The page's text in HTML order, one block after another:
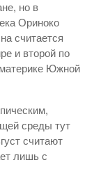
но в
Ориноко
считается
и второй по
Южной
среды тут
считают
лишь с